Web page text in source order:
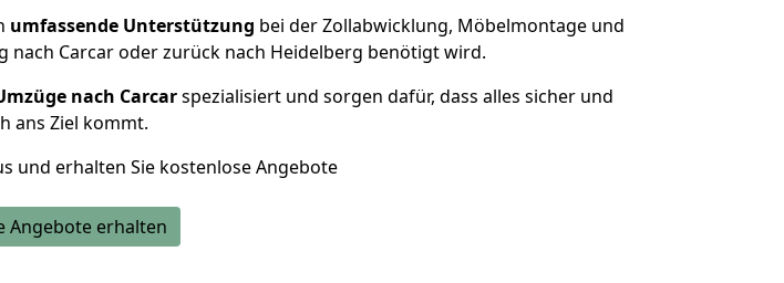
umfassende Unterstützung bei der Zollabwicklung, Möbelmontage und
Carcar oder zurück nach Heidelberg benötigt wird.
nach Carcarspezialisiert und sorgen dafür, dass alles sicher und
ans Ziel kommt.
und erhalten Sie kostenlose Angebote
Angebote erhalten